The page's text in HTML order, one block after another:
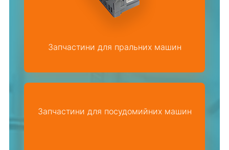
Запчастини для пральних машин
Запчастини для посудомийних машин